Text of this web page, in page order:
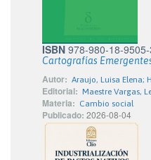
ISBN 978-980-18-
Cartografías
Autor: Araujo, Luisa Elena;
Editorial: Maestre Vargas,
Materia: Cambio social
Publicado: 2026-08-04